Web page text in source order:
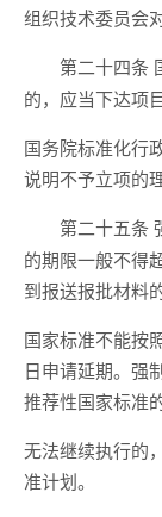
组织技术委员会
第二十四条
的，应当下达项
国务院标准化行
说明不予立项的理
第二十五条
的期限一般不得
到报送报批材料
国家标准不能按
日申请延期。强
推荐性国家标准
无法继续执行的
准计划。